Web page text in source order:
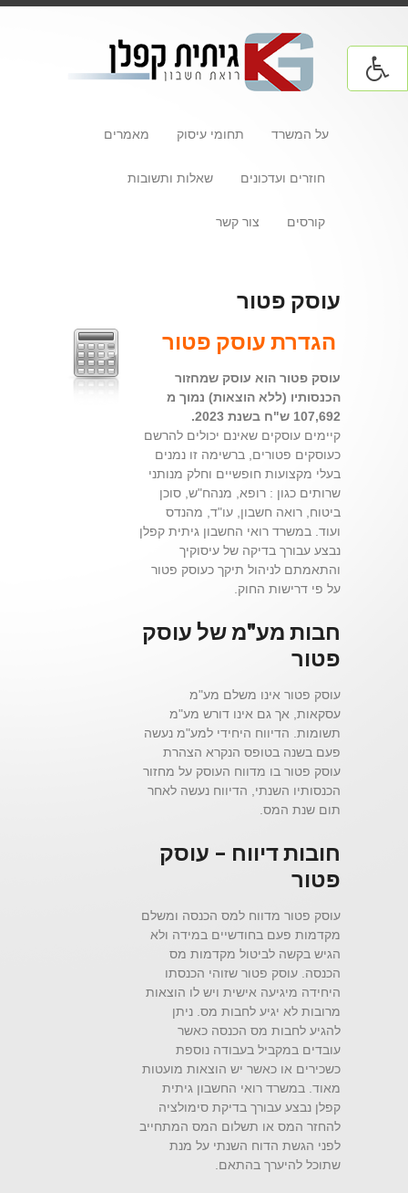
על המשרד תחומי עיסוק מאמרים
חוזרים ועדכונים שאלות ותשובות
קורסים צור קשר
עוסק פטור
הגדרת עוסק פטור
עוסק פטור הוא עוסק שמחזור
הכנסותיו (ללא הוצאות) נמוך מ
107,692 ש"ח בשנת 2023.
קיימים עוסקים שאינם יכולים להרשם
כעוסקים פטורים, ברשימה זו נמנים
בעלי מקצועות חופשיים וחלק מנותני
שרותים כגון : רופא, מנהח"ש, סוכן
ביטוח, רואה חשבון, עו"ד, מהנדס
ועוד. במשרד רואי החשבון גיתית קפלן
נבצע עבורך בדיקה של עיסוקיך
והתאמתם לניהול תיקך כעוסק פטור
על פי דרישות החוק.
חבות מע"מ של עוסק
פטור
עוסק פטור אינו משלם מע"מ
עסקאות, אך גם אינו דורש מע"מ
תשומות. הדיווח היחידי למע"מ נעשה
פעם בשנה בטופס הנקרא הצהרת
עוסק פטור בו מדווח העוסק על מחזור
הכנסותיו השנתי, הדיווח נעשה לאחר
תום שנת המס.
חובות דיווח – עוסק
פטור
עוסק פטור מדווח למס הכנסה ומשלם
מקדמות פעם בחודשיים במידה ולא
הגיש בקשה לביטול מקדמות מס
הכנסה. עוסק פטור שזוהי הכנסתו
היחידה מיגיעה אישית ויש לו הוצאות
מרובות לא יגיע לחבות מס. ניתן
להגיע לחבות מס הכנסה כאשר
עובדים במקביל בעבודה נוספת
כשכירים או כאשר יש הוצאות מועטות
מאוד. במשרד רואי החשבון גיתית
קפלן נבצע עבורך בדיקת סימולציה
להחזר המס או תשלום המס המתחייב
לפני הגשת הדוח השנתי על מנת
שתוכל להיערך בהתאם.